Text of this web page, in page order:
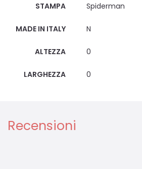
STAMPA Spiderman
MADE IN ITALY N
ALTEZZA 0
LARGHEZZA 0
Recensioni